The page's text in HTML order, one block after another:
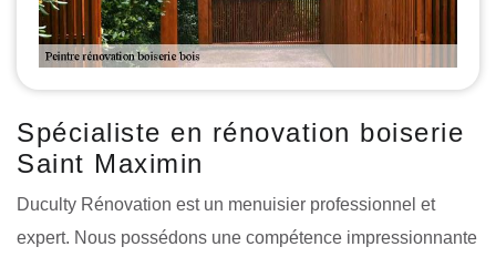
Spécialiste en rénovation boiserie
Saint Maximin
Duculty Rénovation est un menuisier professionnel et
expert. Nous possédons une compétence impressionnante